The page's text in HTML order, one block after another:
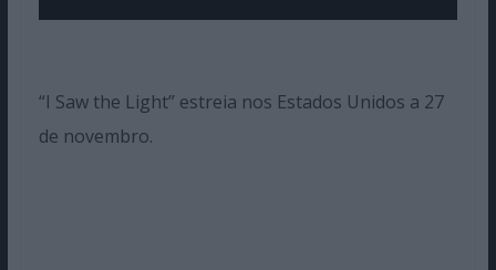
“I Saw the Light” estreia nos Estados Unidos a 27
de novembro.